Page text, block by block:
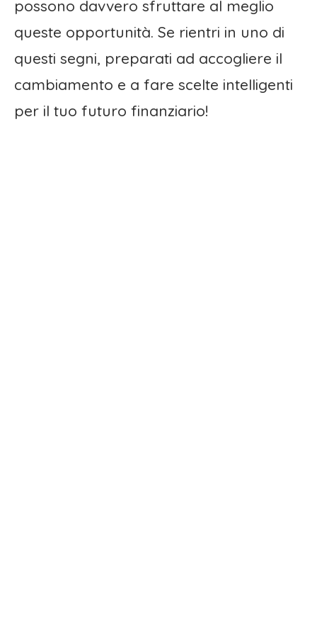
possono davvero sfruttare al meglio
queste opportunità. Se rientri in uno di
questi segni, preparati ad accogliere il
cambiamento e a fare scelte intelligenti
per il tuo futuro finanziario!